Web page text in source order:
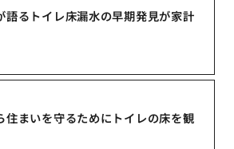
語るトイレ床漏水の早期発見が家計
住まいを守るためにトイレの床を観